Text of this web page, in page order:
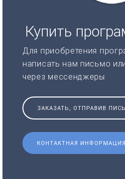
Купить
Для приобретения
написать нам письмо
через мессенджеры
ЗАКАЗАТЬ, ОТПРАВИВ
КОНТАКТНАЯ ИНФОРМАЦИЯ